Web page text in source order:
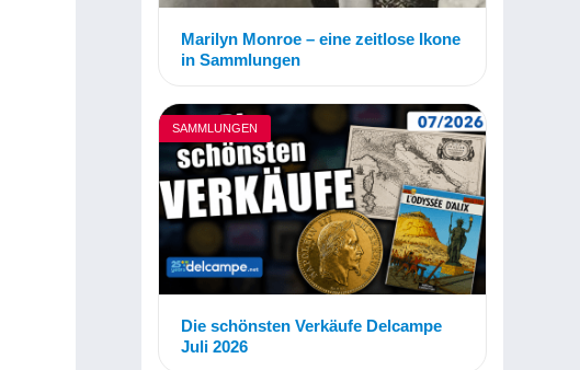
Marilyn Monroe – eine zeitlose Ikone
in Sammlungen
SAMMLUNGEN
Die schönsten Verkäufe Delcampe
Juli 2026